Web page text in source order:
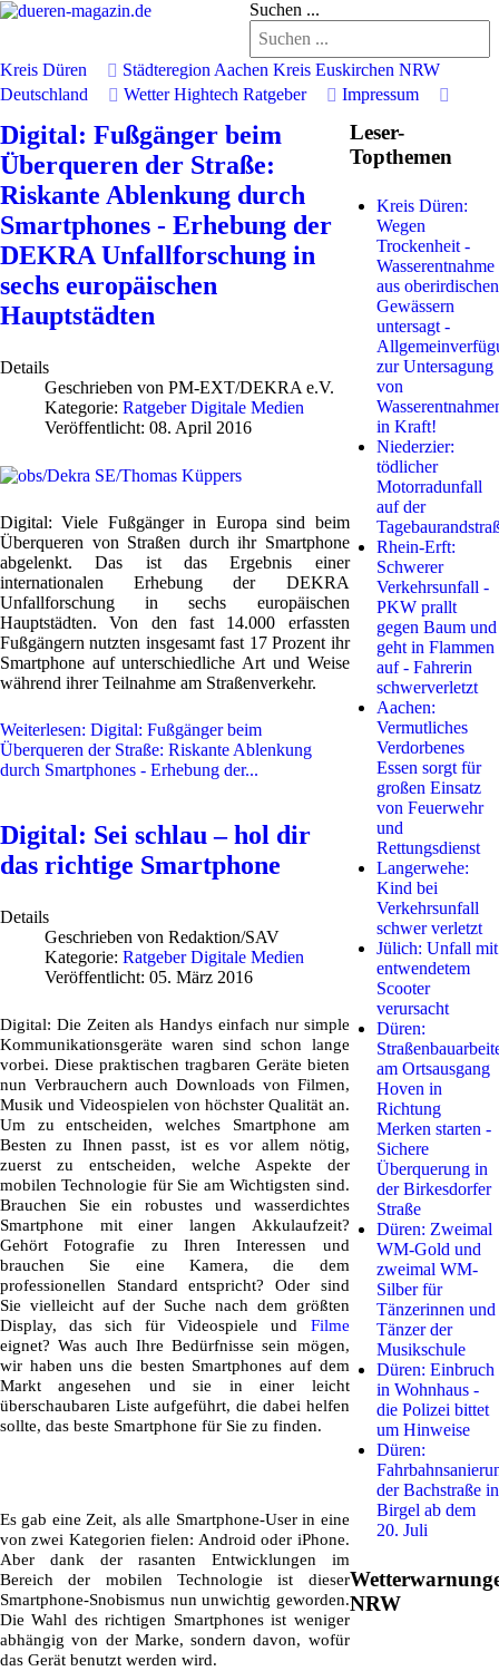
Suchen ...
Kreis Düren Städteregion Aachen Kreis Euskirchen NRW
Deutschland
Wetter Hightech Ratgeber Impressum
Digital: Fußgänger beim
Überqueren der Straße:
Riskante Ablenkung durch
Smartphones - Erhebung der
DEKRA Unfallforschung in
sechs europäischen
Hauptstädten
Details
Geschrieben von PM-EXT/DEKRA e.V.
Kategorie: Ratgeber Digitale Medien
Veröffentlicht: 08. April 2016
Digital: Viele Fußgänger in Europa sind beim
Überqueren von Straßen durch ihr Smartphone
abgelenkt. Das ist das Ergebnis einer
internationalen Erhebung der DEKRA
Unfallforschung in sechs europäischen
Hauptstädten. Von den fast 14.000 erfassten
Fußgängern nutzten insgesamt fast 17 Prozent ihr
Smartphone auf unterschiedliche Art und Weise
während ihrer Teilnahme am Straßenverkehr.
Weiterlesen: Digital: Fußgänger beim
Überqueren der Straße: Riskante Ablenkung
durch Smartphones - Erhebung der...
Digital: Sei schlau – hol dir
das richtige Smartphone
Details
Geschrieben von Redaktion/SAV
Kategorie: Ratgeber Digitale Medien
Veröffentlicht: 05. März 2016
Digital: Die Zeiten als Handys einfach nur simple
Kommunikationsgeräte waren sind schon lange
vorbei. Diese praktischen tragbaren Geräte bieten
nun Verbrauchern auch Downloads von Filmen,
Musik und Videospielen von höchster Qualität an.
Um zu entscheiden, welches Smartphone am
Besten zu Ihnen passt, ist es vor allem nötig,
zuerst zu entscheiden, welche Aspekte der
mobilen Technologie für Sie am Wichtigsten sind.
Brauchen Sie ein robustes und wasserdichtes
Smartphone mit einer langen Akkulaufzeit?
Gehört Fotografie zu Ihren Interessen und
brauchen Sie eine Kamera, die dem
professionellen Standard entspricht? Oder sind
Sie vielleicht auf der Suche nach dem größten
Display, das sich für Videospiele und Filme
eignet? Was auch Ihre Bedürfnisse sein mögen,
wir haben uns die besten Smartphones auf dem
Markt angesehen und sie in einer leicht
überschaubaren Liste aufgeführt, die dabei helfen
sollte, das beste Smartphone für Sie zu finden.
Es gab eine Zeit, als alle Smartphone-User in eine
von zwei Kategorien fielen: Android oder iPhone.
Aber dank der rasanten Entwicklungen im
Bereich der mobilen Technologie ist dieser
Smartphone-Snobismus nun unwichtig geworden.
Die Wahl des richtigen Smartphones ist weniger
abhängig von der Marke, sondern davon, wofür
das Gerät benutzt werden wird.
Leser-
Topthemen
Kreis Düren:
Wegen
Trockenheit -
Wasserentnahme
aus oberirdischen
Gewässern
untersagt -
zur Untersagung
von
in Kraft!
Niederzier:
tödlicher
Motorradunfall
auf der
Rhein-Erft:
Schwerer
Verkehrsunfall -
PKW prallt
gegen Baum und
geht in Flammen
auf - Fahrerin
schwerverletzt
Aachen:
Vermutliches
Verdorbenes
Essen sorgt für
großen Einsatz
von Feuerwehr
und
Rettungsdienst
Langerwehe:
Kind bei
Verkehrsunfall
schwer verletzt
Jülich: Unfall mit
entwendetem
Scooter
verursacht
Düren:
am Ortsausgang
Hoven in
Richtung
Merken starten -
Sichere
Überquerung in
der Birkesdorfer
Straße
Düren: Zweimal
WM-Gold und
zweimal WM-
Silber für
Tänzerinnen und
Tänzer der
Musikschule
Düren: Einbruch
in Wohnhaus -
die Polizei bittet
um Hinweise
Düren:
der Bachstraße in
Birgel ab dem
20. Juli
NRW